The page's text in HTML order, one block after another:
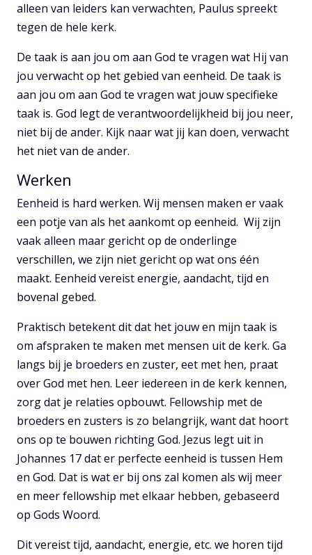
alleen van leiders kan verwachten, Paulus spreekt
tegen de hele kerk.
De taak is aan jou om aan God te vragen wat Hij van
jou verwacht op het gebied van eenheid. De taak is
aan jou om aan God te vragen wat jouw specifieke
taak is. God legt de verantwoordelijkheid bij jou neer,
niet bij de ander. Kijk naar wat jij kan doen, verwacht
het niet van de ander.
Werken
Eenheid is hard werken. Wij mensen maken er vaak
een potje van als het aankomt op eenheid. Wij zijn
vaak alleen maar gericht op de onderlinge
verschillen, we zijn niet gericht op wat ons één
maakt. Eenheid vereist energie, aandacht, tijd en
bovenal gebed.
Praktisch betekent dit dat het jouw en mijn taak is
om afspraken te maken met mensen uit de kerk. Ga
langs bij je broeders en zuster, eet met hen, praat
over God met hen. Leer iedereen in de kerk kennen,
zorg dat je relaties opbouwt. Fellowship met de
broeders en zusters is zo belangrijk, want dat hoort
ons op te bouwen richting God. Jezus legt uit in
Johannes 17 dat er perfecte eenheid is tussen Hem
en God. Dat is wat er bij ons zal komen als wij meer
en meer fellowship met elkaar hebben, gebaseerd
op Gods Woord.
Dit vereist tijd, aandacht, energie, etc. we horen tijd